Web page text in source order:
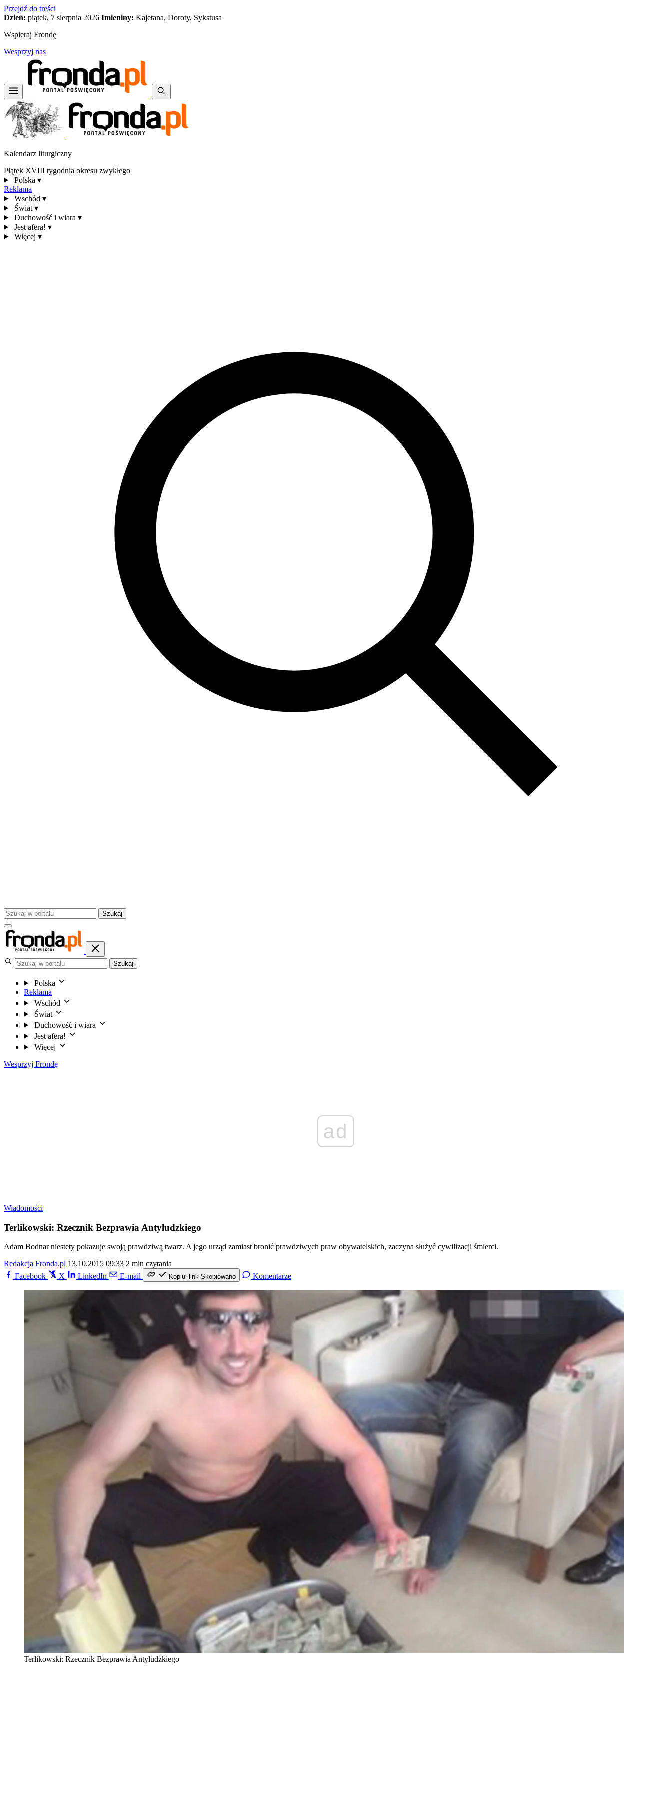
Przejdź do treści
Dzień: piątek, 7 sierpnia 2026 Imieniny: Kajetana, Doroty, Sykstusa
Wspieraj Frondę
Wesprzyj nas
Kalendarz liturgiczny
Piątek XVIII tygodnia okresu zwykłego
Polska ▾
Reklama
Wschód ▾
Świat ▾
Duchowość i wiara ▾
Jest afera! ▾
Więcej ▾
Szukaj
Szukaj
Polska
Reklama
Wschód
Świat
Duchowość i wiara
Jest afera!
Więcej
Wesprzyj Frondę
ad
Wiadomości
Terlikowski: Rzecznik Bezprawia Antyludzkiego
Adam Bodnar niestety pokazuje swoją prawdziwą twarz. A jego urząd zamiast bronić prawdziwych praw obywatelskich, zaczyna służyć cywilizacji śmierci.
Redakcja Fronda.pl 13.10.2015 09:33 2 min czytania
Facebook
X LinkedIn E-mail Kopiuj link Skopiowano Komentarze
Terlikowski: Rzecznik Bezprawia Antyludzkiego